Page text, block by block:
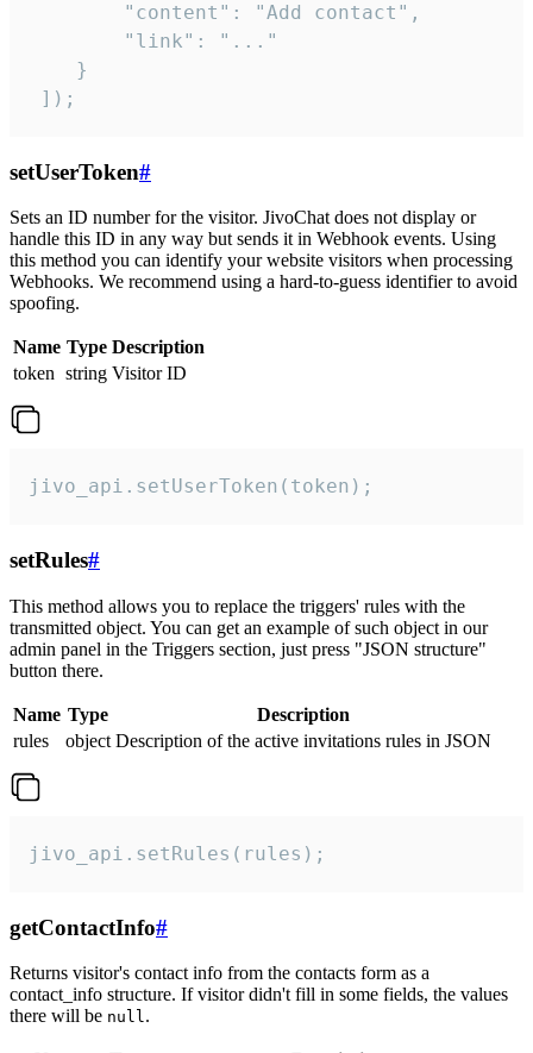
        "content": "Add contact",
        "link": "..."
    }
]);
setUserToken#
Sets an ID number for the visitor. JivoChat does not display or
handle this ID in any way but sends it in Webhook events. Using
this method you can identify your website visitors when processing
Webhooks. We recommend using a hard-to-guess identifier to avoid
spoofing.
Name Type Description
token string Visitor ID
jivo_api.setUserToken(token);
setRules#
This method allows you to replace the triggers' rules with the
transmitted object. You can get an example of such object in our
admin panel in the Triggers section, just press "JSON structure"
button there.
Name Type
Description
rules
object Description of the active invitations rules in JSON
jivo_api.setRules(rules);
getContactInfo#
Returns visitor's contact info from the contacts form as a
contact_info structure. If visitor didn't fill in some fields, the values
there will be null.